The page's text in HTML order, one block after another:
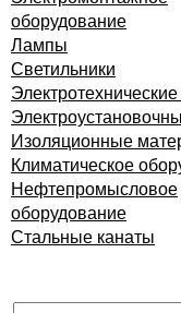
оборудование
Лампы
Светильники
Изоляционные
Климатическое
Нефтепромысловое
оборудование
Стальные канаты